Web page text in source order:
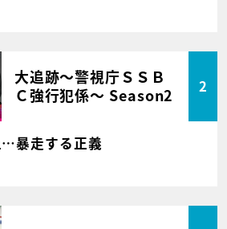
大追跡～警視庁ＳＳＢ
Ｃ強行犯係～ Season2
2
暴走する正義